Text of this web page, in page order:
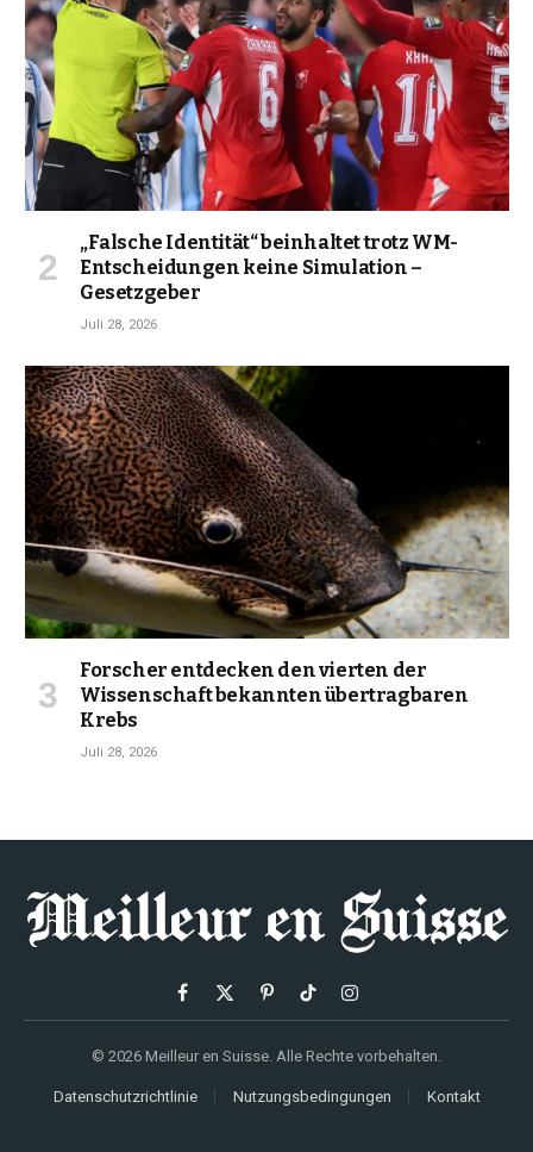
„Falsche Identität“ beinhaltet trotz WM-
Entscheidungen keine Simulation –
Gesetzgeber
Juli 28, 2026
Forscher entdecken den vierten der
Wissenschaft bekannten übertragbaren
Krebs
Juli 28, 2026
Facebook
X
PinterestTikTokInstagram
© 2026 Meilleur en Suisse. Alle Rechte vorbehalten.
Datenschutzrichtlinie Nutzungsbedingungen Kontakt